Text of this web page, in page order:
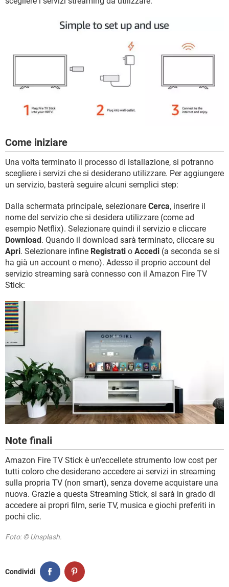
Come iniziare
Una volta terminato il processo di istallazione, si potranno
scegliere i servizi che si desiderano utilizzare. Per aggiungere
un servizio, basterà seguire alcuni semplici step:
Dalla schermata principale, selezionare Cerca, inserire il
nome del servizio che si desidera utilizzare (come ad
esempio Netflix). Selezionare quindi il servizio e cliccare
Download. Quando il download sarà terminato, cliccare su
Apri. Selezionare infine Registrati o Accedi (a seconda se si
ha già un account o meno). Adesso il proprio account del
servizio streaming sarà connesso con il Amazon Fire TV
Stick:
Note finali
Amazon Fire TV Stick è un’eccellete strumento low cost per
tutti coloro che desiderano accedere ai servizi in streaming
sulla propria TV (non smart), senza doverne acquistare una
nuova. Grazie a questa Streaming Stick, si sarà in grado di
accedere ai propri film, serie TV, musica e giochi preferiti in
pochi clic.
Foto: © Unsplash.
Condividi